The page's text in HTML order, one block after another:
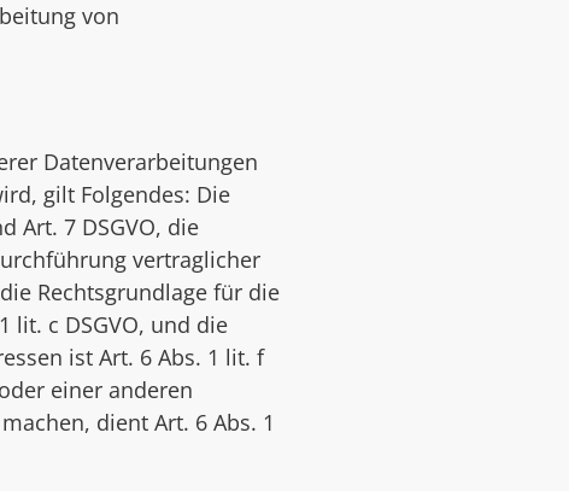
von
Datenverarbeitungen
gilt Folgendes: Die
Art. 7 DSGVO, die
vertraglicher
Rechtsgrundlage für die
lit. c DSGVO, und die
ist Art. 6 Abs. 1 lit. f
einer anderen
dient Art. 6 Abs. 1